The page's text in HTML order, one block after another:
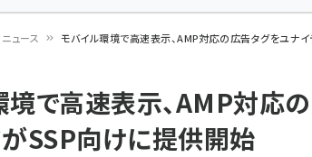
ニュース モバイル環境で高速表示、AMP対応の広告タグをユナ
境で高速表示、AMP対応
SSP向けに提供開始